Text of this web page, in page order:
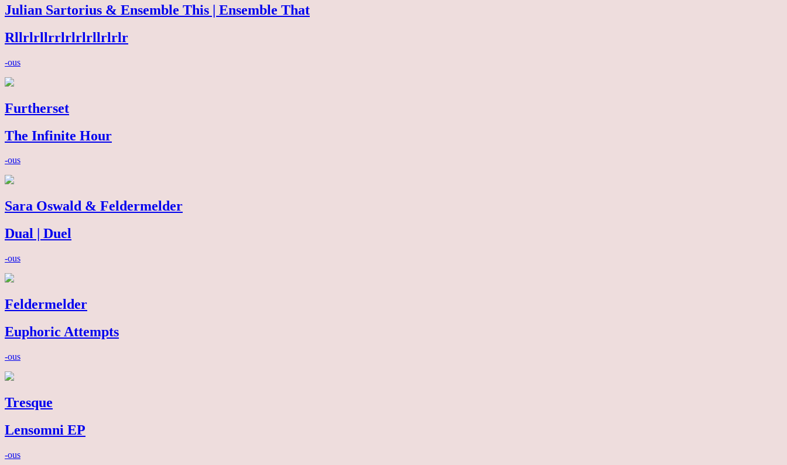
Julian Sartorius & Ensemble This | Ensemble That
Rllrlrllrrlrlrlrllrlrlr
-ous
Furtherset
The Infinite Hour
-ous
Sara Oswald & Feldermelder
Dual | Duel
-ous
Feldermelder
Euphoric Attempts
-ous
Tresque
Lensomni EP
-ous